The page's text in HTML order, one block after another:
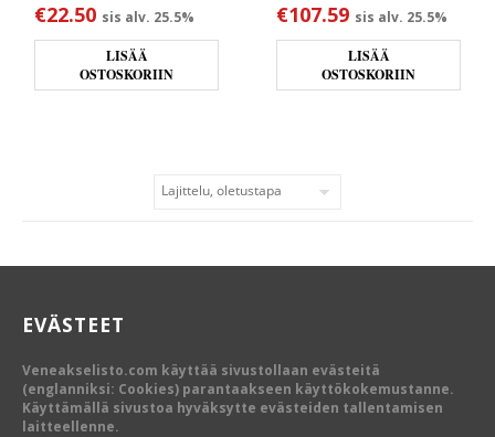
€22.50 sis alv. 25.5%
LISÄÄ
OSTOSKORIIN
€107.59 sis alv. 25.5%
LISÄÄ
OSTOSKORIIN
EVÄSTEET
Veneakselisto.com käyttää sivustollaan evästeitä
(englanniksi: Cookies) parantaakseen käyttökokemustanne.
Käyttämällä sivustoa hyväksytte evästeiden tallentamisen
laitteellenne.